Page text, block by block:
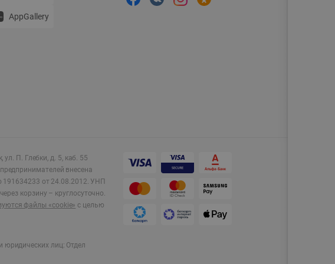
AppGallery
П. Глебки, д. 5, каб. 55
внесена
191634233 от 24.08.2012. УНП
корзину – круглосуточно.
файлы «cookie» с целью
юридических лиц: Отдел